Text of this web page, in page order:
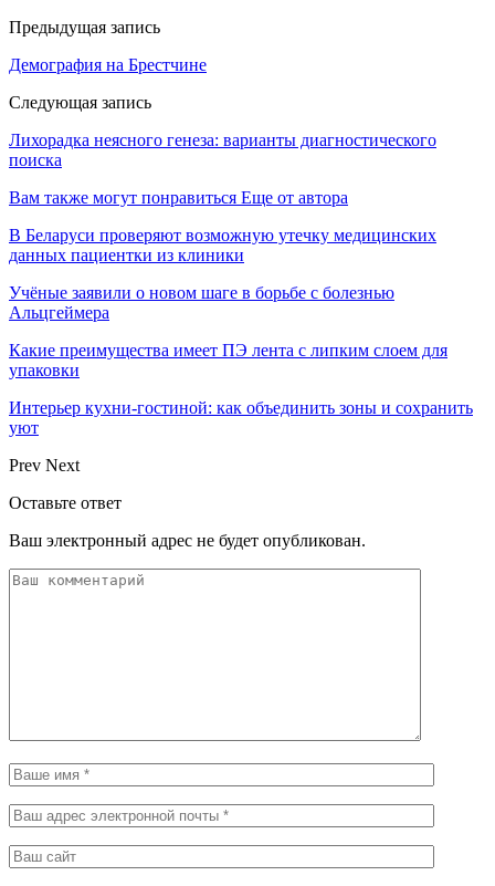
Предыдущая запись
Демография на Брестчине
Следующая запись
Лихорадка неясного генеза: варианты диагностического
поиска
Вам также могут понравиться Еще от автора
В Беларуси проверяют возможную утечку медицинских
данных пациентки из клиники
Учёные заявили о новом шаге в борьбе с болезнью
Альцгеймера
Какие преимущества имеет ПЭ лента с липким слоем для
упаковки
Интерьер кухни-гостиной: как объединить зоны и сохранить
уют
Prev Next
Оставьте ответ
Ваш электронный адрес не будет опубликован.